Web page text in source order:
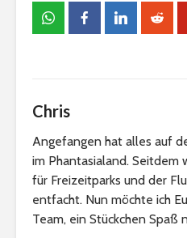
Chris
Angefangen hat alles auf
im Phantasialand. Seitdem
für Freizeitparks und der
entfacht. Nun möchte ich
Team, ein Stückchen Spaß